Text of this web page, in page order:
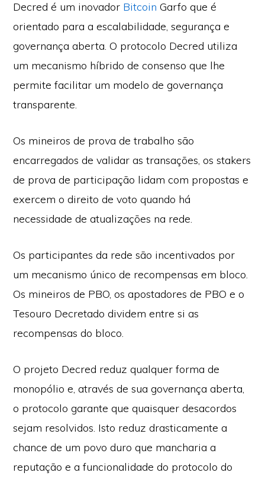
Decred é um inovador Bitcoin Garfo que é
orientado para a escalabilidade, segurança e
governança aberta. O protocolo Decred utiliza
um mecanismo híbrido de consenso que lhe
permite facilitar um modelo de governança
transparente.
Os mineiros de prova de trabalho são
encarregados de validar as transações, os stakers
de prova de participação lidam com propostas e
exercem o direito de voto quando há
necessidade de atualizações na rede.
Os participantes da rede são incentivados por
um mecanismo único de recompensas em bloco.
Os mineiros de PBO, os apostadores de PBO e o
Tesouro Decretado dividem entre si as
recompensas do bloco.
O projeto Decred reduz qualquer forma de
monopólio e, através de sua governança aberta,
o protocolo garante que quaisquer desacordos
sejam resolvidos. Isto reduz drasticamente a
chance de um povo duro que mancharia a
reputação e a funcionalidade do protocolo do